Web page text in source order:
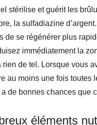
stérilise et guérit les
la sulfadiazine
de se régénérer plus
immédiatement la
rien de tel. Lorsque vous
au moins une fois
a de bonnes chances que
éléments